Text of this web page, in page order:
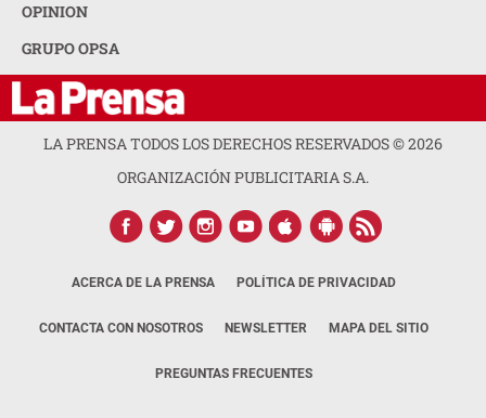
OPINION
GRUPO OPSA
LA PRENSA TODOS LOS DERECHOS RESERVADOS ©2026
ORGANIZACIÓN PUBLICITARIA S.A.
ACERCA DE LA PRENSA POLÍTICA DE PRIVACIDAD
CONTACTA CON NOSOTROS NEWSLETTER MAPA DEL SITIO
PREGUNTAS FRECUENTES